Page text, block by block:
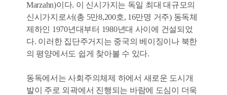
Marzahn)이다. 이 신시가지는 독일 최대 대규모의
신시가지로서(총 5만8,200호, 16만명 거주) 동독체
제하인 1970년대부터 1980년대 사이에 건설되었
다. 이러한 집단주거지는 중국의 베이징이나 북한
의 평양에서도 쉽게 찾아볼 수 있다.
동독에서는 사회주의체제 하에서 새로운 도시개
발이 주로 외곽에서 진행되는 바람에 도심이 더욱